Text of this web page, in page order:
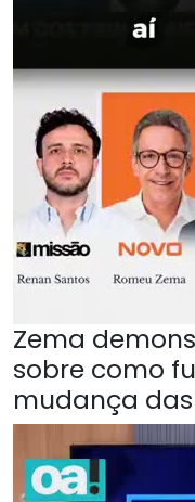
Zema
sobre como
mudança